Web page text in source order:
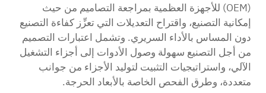
(OEM) للأجهزة العظمية بمراجعة التصاميم من حيث
إمكانية التصنيع، واقتراح التعديلات التي تعزِّز كفاءة التصنيع
دون المساس بالأداء السريري. وتشمل اعتبارات التصميم
من أجل التصنيع سهولة وصول الأدوات إلى أجزاء التشغيل
الآلي، واستراتيجيات التثبيت لتوليد الأجزاء من جوانب
متعددة، وطرق الفحص الخاصة بالأبعاد الحرجة.